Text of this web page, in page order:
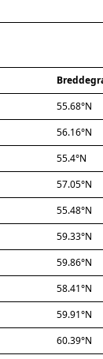
55.68°N
56.16°N
55.4°N
57.05°N
55.48°N
59.33°N
59.86°N
58.41°N
59.91°N
60.39°N